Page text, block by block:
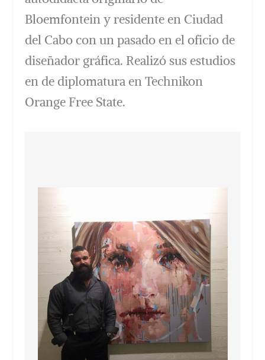
Bloemfontein y residente en Ciudad
del Cabo con un pasado en el oficio de
diseñador gráfica. Realizó sus estudios
en de diplomatura en Technikon
Orange Free State.